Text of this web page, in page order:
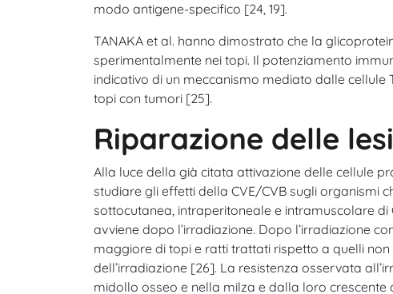
modo antigene-specifico [24, 19].
TANAKA et al. hanno dimostrato che la
sperimentalmente nei topi. Il potenziamento
indicativo di un meccanismo mediato dalle cellule
topi con tumori [25].
Riparazione delle
Alla luce della già citata attivazione delle cellule
studiare gli effetti della CVE/CVB sugli organismi
sottocutanea, intraperitoneale e intramuscolare
avviene dopo l’irradiazione. Dopo l’irradiazione
maggiore di topi e ratti trattati rispetto a quelli
dell’irradiazione [26]. La resistenza osservata
midollo osseo e nella milza e dalla loro